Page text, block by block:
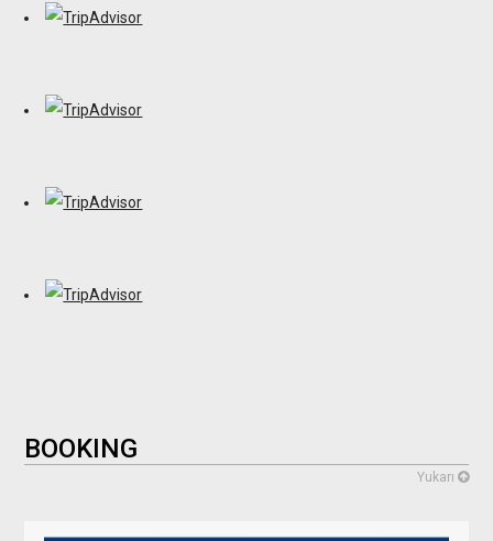
BOOKING
Yukarı